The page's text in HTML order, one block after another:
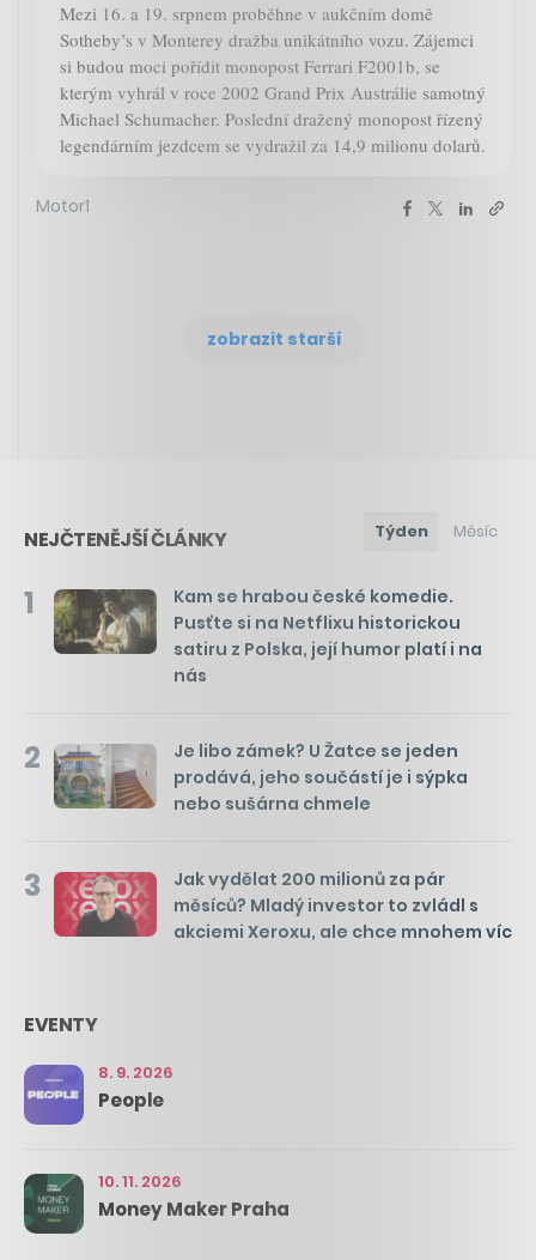
Mezi 16. a 19. srpnem proběhne v aukčním domě
Sotheby’s v Monterey dražba unikátního vozu. Zájemci
si budou moci pořídit monopost Ferrari F2001b, se
kterým vyhrál v roce 2002 Grand Prix Austrálie samotný
Michael Schumacher. Poslední dražený monopost řízený
legendárním jezdcem se vydražil za 14,9 milionu dolarů.
Motor1
zobrazit starší
NEJČTENĚJŠÍ ČLÁNKY Týden Měsíc
1
Kam se hrabou české komedie.
Pusťte si na Netflixu historickou
satiru z Polska, její humor platí i na
nás
2
Je libo zámek? U Žatce se jeden
prodává, jeho součástí je i sýpka
nebo sušárna chmele
3
Jak vydělat 200 milionů za pár
měsíců? Mladý investor to zvládl s
akciemi Xeroxu, ale chce mnohem víc
EVENTY
8. 9. 2026
People
10. 11. 2026
Money Maker Praha